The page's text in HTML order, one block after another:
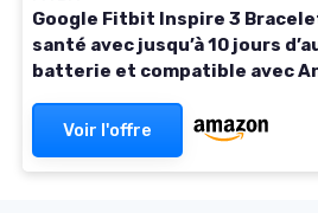
Google Fitbit Inspire 3
santé avec jusqu’à 10 jours
batterie et compatible avec
Voir l'offre